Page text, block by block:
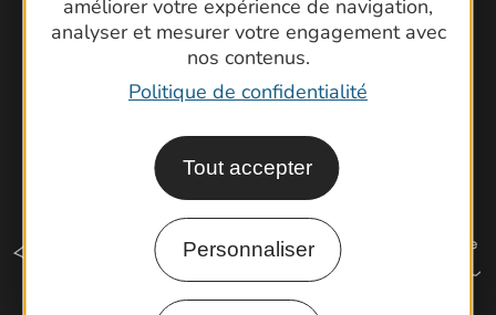
améliorer votre expérience de navigation,
analyser et mesurer votre engagement avec
nos contenus.
Politique de confidentialité
Tout accepter
Personnaliser